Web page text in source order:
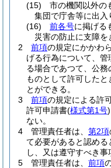
(15)
市の機関以外の
集団で庁舎等に出入
(16)
前各号に掲げる
災害の防止に支障を
2
前項の規定にかかわら
げる行為について、
る場合であつて、公
ものとして許可した
とができる。
3
前項の規定による許
許可申請書(様式第1号)
ない。
4
管理責任者は、 第2項
て必要があると認め
し、又は遵守すべき事
5
管理責任者は、 前項